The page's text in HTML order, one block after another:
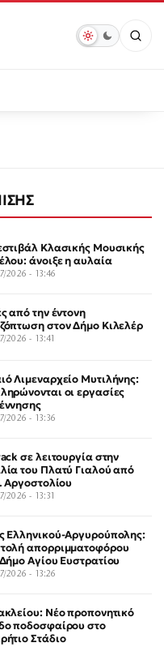
Κλασικής Μουσικής
άνοιξε η αυλαία
2026 - 13:46
από την έντονη
στον Δήμο Κιλελέρ
2026 - 13:41
Λιμεναρχείο Μυτιλήνης:
οι εργασίες
2026 - 13:36
σε λειτουργία στην
του Πλατύ Γιαλού από
Αργοστολίου
2026 - 13:31
Ελληνικού-Αργυρούπολης:
απορριμματοφόρου
Αγίου Ευστρατίου
2026 - 13:26
Νέο προπονητικό
ποδοσφαίρου στο
Στάδιο